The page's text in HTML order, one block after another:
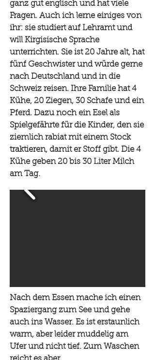
ganz gut englisch und hat viele
Fragen. Auch ich lerne einiges von
ihr: sie studiert auf Lehramt und
will Kirgisische Sprache
unterrichten. Sie ist 20 Jahre alt, hat
fünf Geschwister und würde gerne
nach Deutschland und in die
Schweiz reisen. Ihre Familie hat 4
Kühe, 20 Ziegen, 30 Schafe und ein
Pferd. Dazu noch ein Esel als
Spielgefährte für die Kinder, den sie
ziemlich rabiat mit einem Stock
traktieren, damit er Stoff gibt. Die 4
Kühe geben 20 bis 30 Liter Milch
am Tag.
Nach dem Essen mache ich einen
Spaziergang zum See und gehe
auch ins Wasser. Es ist erstaunlich
warm, aber leider muddelig am
Ufer und nicht tief. Zum Waschen